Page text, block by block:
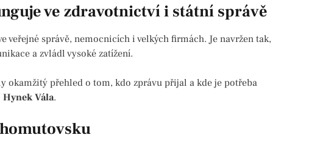
ve zdravotnictví i státní správě
veřejné správě, nemocnicích i velkých firmách. Je navržen tak,
a zvládl vysoké zatížení.
okamžitý přehled o tom, kdo zprávu přijal a kde je potřeba
Hynek Vála.